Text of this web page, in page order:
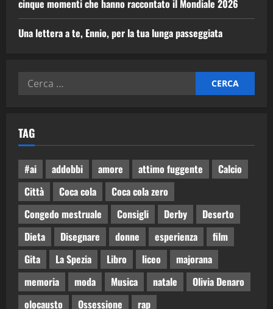
cinque momenti che hanno raccontato il Mondiale 2026
Una lettera a te, Ennio, per la tua lunga passeggiata
TAG
#ai addobbi amore attimo fuggente
Calcio
Città
Coca cola
Coca cola zero
Congedo mestruale
Consigli Derby
Deserto
Dieta
Disegnare donne esperienza
film
Gita
La Spezia Libro liceo
majorana
memoria
moda Musica natale
Olivia Denaro
olocausto
Ossessione rap